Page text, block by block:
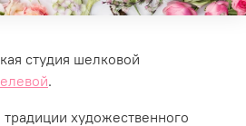
студия шелковой
.
традиции художественного